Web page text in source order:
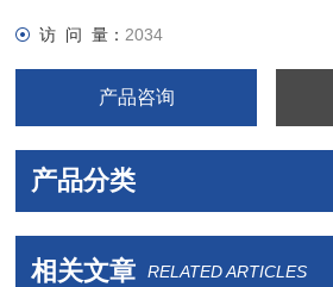
访 问 量： 2034
产品咨询
产品分类
相关文章 RELATED ARTICLES